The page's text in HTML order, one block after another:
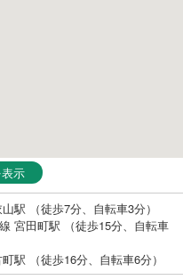
示
駅 （徒歩7分、自転車3分）
宮田町駅 （徒歩15分、自転車
駅 （徒歩16分、自転車6分）